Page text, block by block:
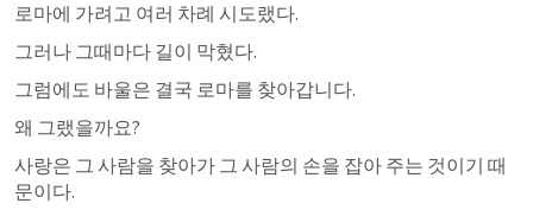
로마에 가려고 여러 차례 시도랬다.
그러나 그때마다 길이 막혔다.
그럼에도 바울은 결국 로마를 찾아갑니다.
왜 그랬을까요?
사랑은 그 사람을 찾아가 그 사람의 손을 잡아 주는 것이기 때
문이다.